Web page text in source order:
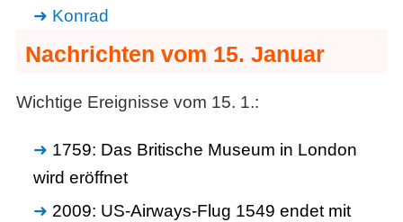
Konrad
Nachrichten vom 15. Januar
Wichtige Ereignisse vom 15. 1.:
1759: Das Britische Museum in London
wird eröffnet
2009: US-Airways-Flug 1549 endet mit